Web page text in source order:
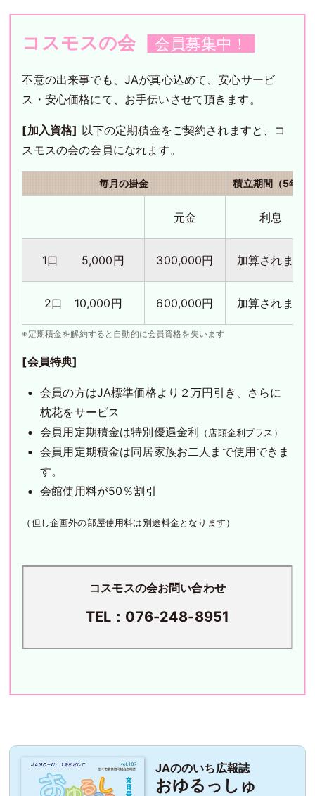
コスモスの会 会員募集中！
不意の出来事でも、JAが真心込めて、安心サービ
ス・安心価格にて、お手伝いさせて頂きます。
[加入資格] 以下の定期積金をご契約されますと、コ
スモスの会の会員になれます。
毎月の掛金 積立期間（5年）
元金 利息
1口 5,000円 300,000円 加算されます
2口 10,000円 600,000円 加算されます
※定期積金を解約すると自動的に会員資格を失います
[会員特典]
会員の方はJA標準価格より２万円引き、さらに
枕花をサービス
会員用定期積金は特別優遇金利 （店頭金利プラス）
会員用定期積金は同居家族お二人まで使用できま
す。
会館使用料が50％割引
（但し企画外の部屋使用料は別途料金となります）
コスモスの会お問い合わせ
TEL：076-248-8951
JAののいち広報誌
おゆるっしゅ